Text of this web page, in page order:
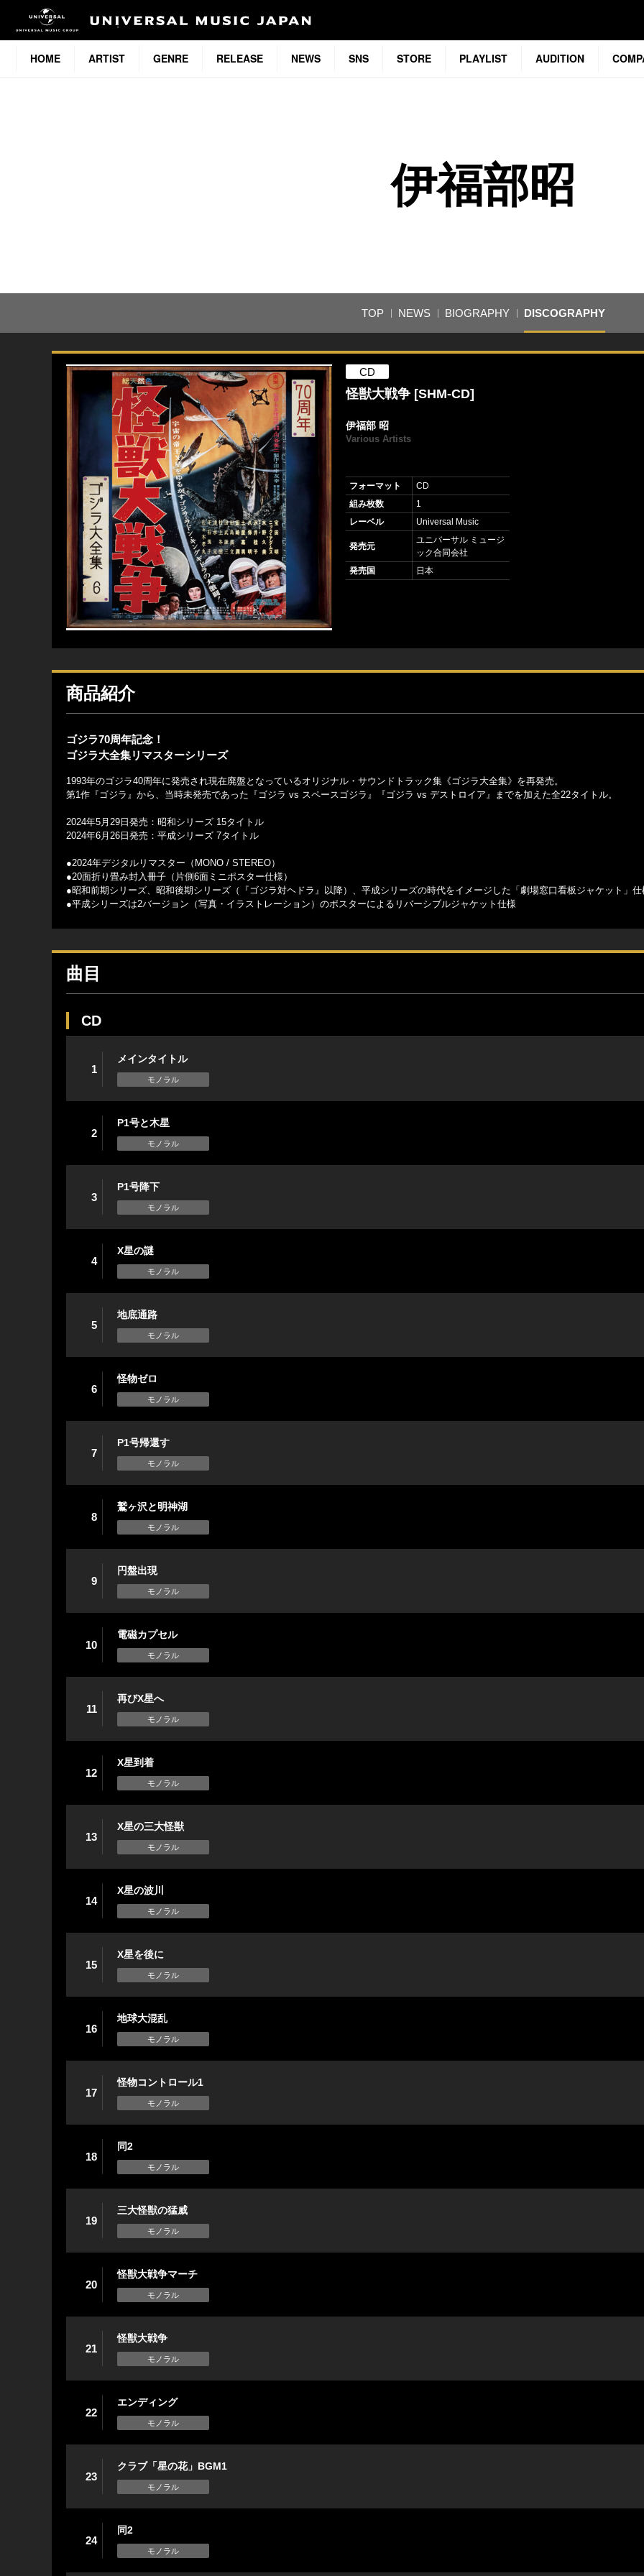
HOME ARTIST GENRE RELEASE NEWS SNS STORE PLAYLIST AUDITION
伊福部昭
TOP NEWS BIOGRAPHY DISCOGRAPHY
CD
怪獣大戦争 [SHM-CD]
伊福部 昭
Various Artists
フォーマット
CD
組み枚数
1
レーベル
Universal Music
発売元
ユニバーサル ミュージ
ック合同会社
発売国
日本
商品紹介
ゴジラ70周年記念！
ゴジラ大全集リマスターシリーズ
1993年のゴジラ40周年に発売され現在廃盤となっているオリジナル・サウンドトラック集《ゴジラ大全集》を再発売。
第1作『ゴジラ』から、当時未発売であった『ゴジラ vs スペースゴジラ』『ゴジラ vs デストロイア』までを加えた全22タイトル。
2024年5月29日発売：昭和シリーズ 15タイトル
2024年6月26日発売：平成シリーズ 7タイトル
●2024年デジタルリマスター（MONO / STEREO）
●20面折り畳み封入冊子（片側6面ミニポスター仕様）
●昭和前期シリーズ、昭和後期シリーズ（『ゴジラ対ヘドラ』以降）、平成シリーズの時代をイメージした「劇場窓口看板ジャケット」仕
●平成シリーズは2バージョン（写真・イラストレーション）のポスターによるリバーシブルジャケット仕様
曲目
CD
1
メインタイトル
モノラル
2
P1号と木星
モノラル
3
P1号降下
モノラル
4
X星の謎
モノラル
5
地底通路
モノラル
6
怪物ゼロ
モノラル
7
P1号帰還す
モノラル
8
鷲ヶ沢と明神湖
モノラル
9
円盤出現
モノラル
10
電磁カプセル
モノラル
11
再びX星へ
モノラル
12
X星到着
モノラル
13
X星の三大怪獣
モノラル
14
X星の波川
モノラル
15
X星を後に
モノラル
16
地球大混乱
モノラル
17
怪物コントロール1
モノラル
18
同2
モノラル
19
三大怪獣の猛威
モノラル
20
怪獣大戦争マーチ
モノラル
21
怪獣大戦争
モノラル
22
エンディング
モノラル
23
クラブ「星の花」BGM1
モノラル
24
同2
モノラル